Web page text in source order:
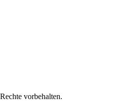
vorbehalten.